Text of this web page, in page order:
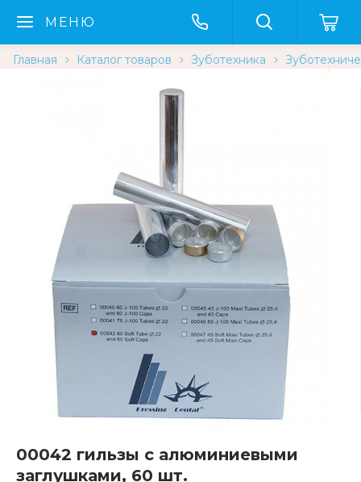
МЕНЮ
Главная Каталог товаров Зуботехника
00042 гильзы с алюминиевыми
заглушками, 60 шт.